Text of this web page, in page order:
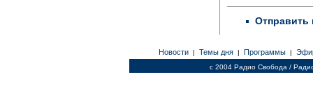
Отправить
Новости | Темы дня | Программы |
c 2004 Радио Свобода /